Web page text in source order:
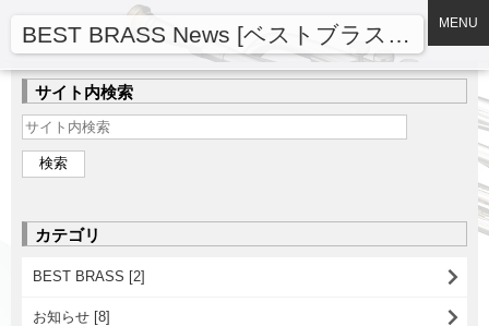
BEST BRASS News [ベストブラスニュース] MENU
サイト内検索
カテゴリ
BEST BRASS [2]
お知らせ [8]